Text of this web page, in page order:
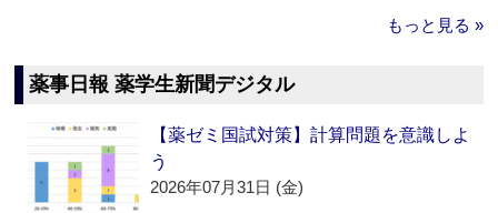
もっと見る »
薬事日報 薬学生新聞デジタル
【薬ゼミ国試対策】計算問題を意識しよ
う
2026年07月31日 (金)